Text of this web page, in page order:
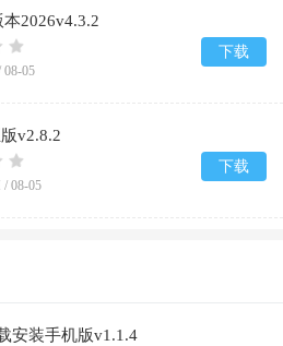
2026v4.3.2
08-05
下载
v2.8.2
/ 08-05
下载
安装手机版v1.1.4